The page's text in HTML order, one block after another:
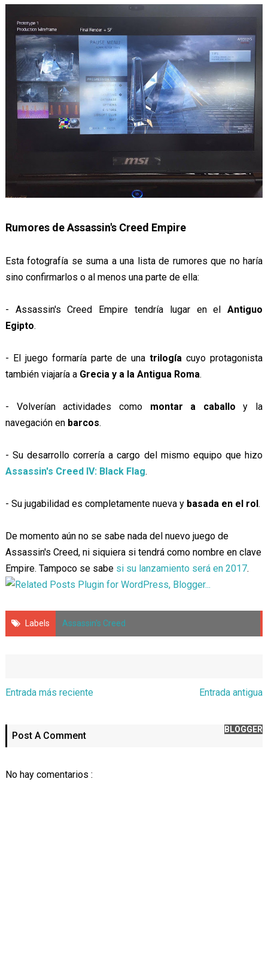
Rumores de Assassin's Creed Empire
Esta fotografía se suma a una lista de rumores que no haría
sino confirmarlos o al menos una parte de ella:
- Assassin's Creed Empire tendría lugar en elAntiguo
Egipto.
- El juego formaría parte de unatrilogía cuyo protagonista
también viajaría a Grecia y a la Antigua Roma.
- Volverían actividades como montar a caballoy la
navegación en barcos.
- Su desarrollo correría a cargo del mismo equipo que hizo
Assassin's Creed IV: Black Flag.
- Su jugabilidad es completamente nueva ybasada en el rol.
De momento aún no se sabe nada del nuevo juego de
Assassin's Creed, ni siquiera si tendrá como nombre en clave
Empire. Tampoco se sabe si su lanzamiento será en 2017.
Labels Assassin's Creed
Entrada más reciente Entrada antigua
Post A Comment
BLOGGER
No hay comentarios :